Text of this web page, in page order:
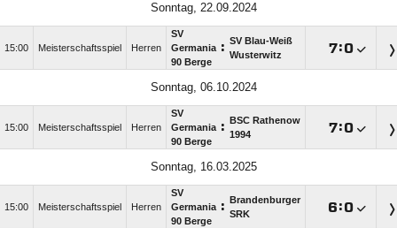
Sonntag, 22.09.2024
15:00 Meisterschaftsspiel Herren
SV
Germania
90 Berge
: SV Blau-Weiß
Wusterwitz
:
Sonntag, 06.10.2024
15:00 Meisterschaftsspiel Herren
SV
Germania
90 Berge
:
BSC Rathenow
1994
:
Sonntag, 16.03.2025
15:00 Meisterschaftsspiel Herren
SV
Germania
90 Berge
:
Brandenburger
SRK
: